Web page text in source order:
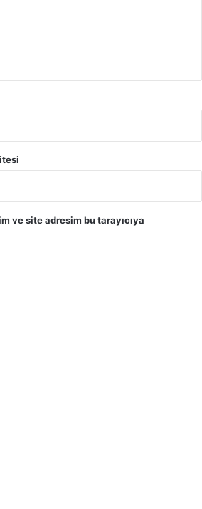
ve site adresim bu tarayıcıya